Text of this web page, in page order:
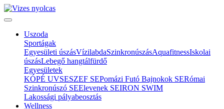
Uszoda
Sportágak
Egyesületi úszásVízilabdaSzinkronúszásAquafitnessIskolai
úszásLebegő hangtálfürdő
Egyesületek
KÓPÉ UVSESZEF SEPomázi Futó Bajnokok SERómai
Szinkronúszó SEElevenek SEIRON SWIM
Lakossági pályabeosztás
Wellness